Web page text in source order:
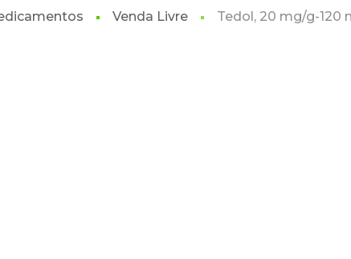
Venda Livre Tedol, 20 mg/g-120